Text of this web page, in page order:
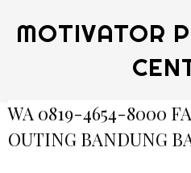
MOTIVATOR
WA 0819-4654-8000
OUTING BANDUNG